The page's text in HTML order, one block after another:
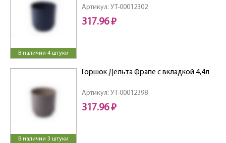
В наличии 4 штуки
Артикул: УТ-00012302
317.96 ₽
В наличии 3 штуки
Артикул: УТ-00012398
Горшок Дельта Фрапе с вкладкой 4,4л
317.96 ₽